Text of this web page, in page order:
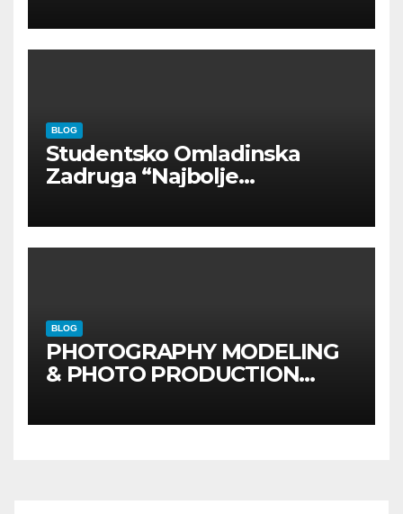
BLOG
Studentsko Omladinska
Zadruga “Najbolje
BLOG
PHOTOGRAPHY MODELING
& PHOTO PRODUCTION
kroz foto modele,